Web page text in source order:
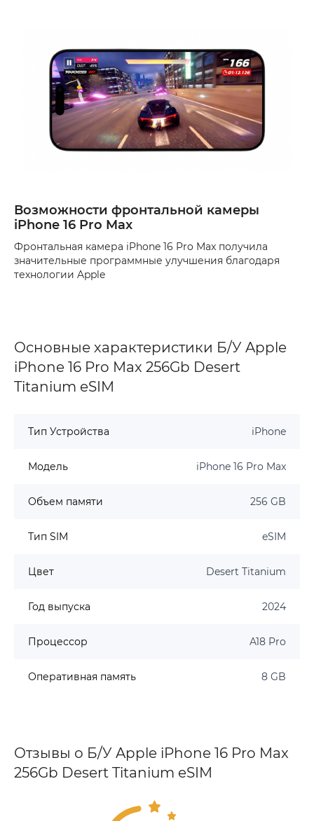
Возможности фронтальной камеры
iPhone 16 Pro Max
Фронтальная камера iPhone 16 Pro Max получила
значительные программные улучшения благодаря
технологии Apple
Основные характеристики Б/У Apple
iPhone 16 Pro Max 256Gb Desert
Titanium eSIM
Тип Устройства iPhone
Модель iPhone 16 Pro Max
Объем памяти 256 GB
Тип SIM eSIM
Цвет Desert Titanium
Год выпуска 2024
Процессор A18 Pro
Оперативная память 8 GB
Отзывы о Б/У Apple iPhone 16 Pro Max
256Gb Desert Titanium eSIM